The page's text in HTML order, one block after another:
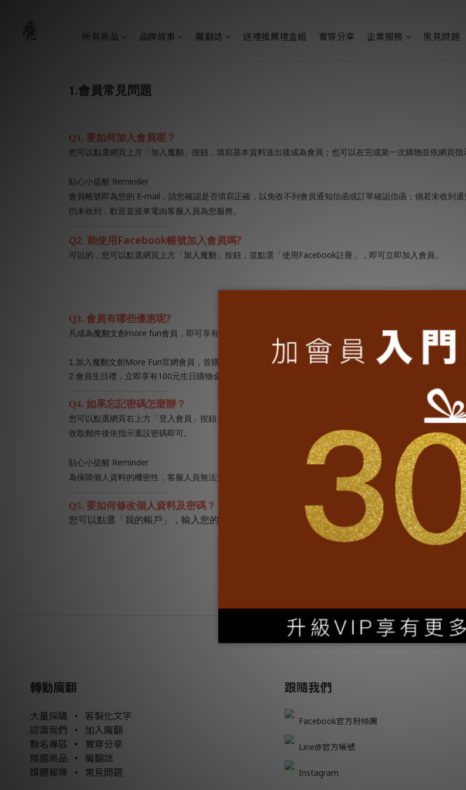
所有商品 品牌故事 魔翻誌 送禮推薦禮盒組 實穿分享 企業服務 常見問題
1.會員常見問題
Q1. 要如何加入會員呢？
您可以點選網頁上方「加入魔翻」按鈕，填寫基本資料送出後成為會員；也可以在完成第一次購物並依網頁指
貼心小提醒 Reminder
會員帳號即為您的 E-mail ，請您確認是否填寫正確，以免收不到會員通知信函或訂單確認信函；倘若未收到
仍未收到，歡迎直接來電由客服人員為您服務。
Q2. 能使用 Facebook帳號加入會員嗎?
可以的，您可以點選網頁上方「加入魔翻」按鈕，並點選「使用 Facebook註冊」，即可立即加入會員。
Q3. 會員有哪些優惠呢?
凡成為魔翻文創 more fun會員，即可享有以下優惠活動：
1. 加入魔翻文創More Fun官網會員，首購全館訂單滿 1500元(含 以上，立即享有100 元購物金【有效期限14
2. 會員生日禮，立即享有100元生日購物金【註冊會員時，記得填寫生日】。
----------------------------------
Q4. 如果忘記密碼怎麼辦？
您可以點選網頁右上方「登入會員」按鈕，點選「忘記密碼」功能，輸入您所註冊的會員帳號（即您的E-mail
收取郵件後依指示重設密碼即可。
貼心小提醒 Reminder
為保障個人資料的機密性，客服人員無法查詢及變更您的密碼，敬請見諒！
----------------------------------
Q5. 要如何修改個人資料及密碼？
您可以點選「我的帳戶」，輸入您的帳號及密碼登入，點選「會員資料修改」功能即可。
轉動魔翻
大量採購 •
客製化文字
認識我們 •
加入魔翻
聯名專區 •
實穿分享
精選商品 •
魔翻誌
媒體報導
• 常見問題
跟隨我們
Facebook官方粉絲團
Line@官方帳號
Instagram